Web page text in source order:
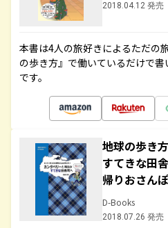
2018.04.12 発売
本書は4人の旅好きによるただの
の歩き方』で働いているだけで
です。
地球の歩き
すてきな田
帰りおさん
D-Books
2018.07.26 発売